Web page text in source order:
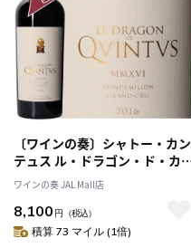
〔ワインの奏〕シャトー・カン
テュス ル・ドラゴン・ド・カン
テュス 2016 / CHATEAU
QVINTVS 2016
ワインの奏 JAL Mall店
8,100 円 （税込）
積算 73 マイル (1倍)